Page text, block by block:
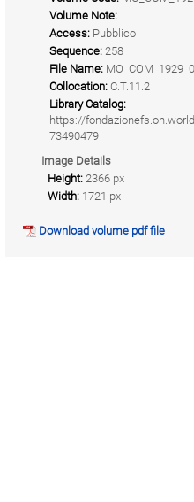
Volume Note:
Access: Pubblico
Sequence: 258
File Name:
Collocation: C.T.11.2
Library Catalog:
https://
73490479
Image Details
Height: 2366 px
Width: 1721 px
Download volume pdf file